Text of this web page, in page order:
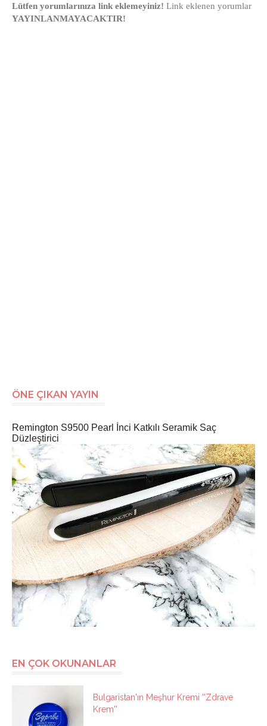
Lütfen yorumlarınıza link eklemeyiniz! Link eklenen yorumlar
YAYINLANMAYACAKTIR!
ÖNE ÇIKAN YAYIN
Remington S9500 Pearl İnci Katkılı Seramik Saç
Düzleştirici
EN ÇOK OKUNANLAR
Bulgaristan'ın Meşhur Kremi ''Zdrave
Krem''